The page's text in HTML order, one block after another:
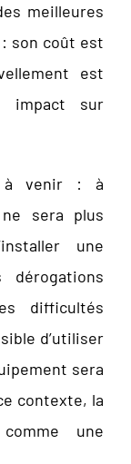
meilleures
son coût est
est
impact sur
à venir : à
sera plus
une
difficultés
d’utiliser
sera
contexte, la
une